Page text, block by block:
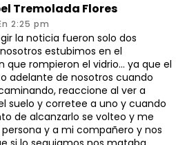
Tremolada Flores
2:25 pm
la noticia fueron solo dos
estubimos en el
que rompieron el vidrio… ya que el
adelante de nosotros cuando
reaccione al ver a
suelo y corretee a uno y cuando
de alcanzarlo se volteo y me
y a mi compañero y nos